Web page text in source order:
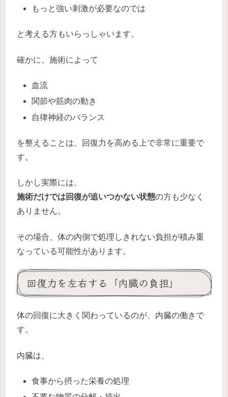
もっと強い刺激が必要なのでは
と考える方もいらっしゃいます。
確かに、施術によって
血流
関節や筋肉の動き
自律神経のバランス
を整えることは、回復力を高める上で非常に重要で
す。
しかし実際には、
施術だけでは回復が追いつかない状態の方も少なく
ありません。
その場合、体の内側で処理しきれない負担が積み重
なっている可能性があります。
回復力を左右する「内臓の負担」
体の回復に大きく関わっているのが、内臓の働きで
す。
内臓は、
食事から摂った栄養の処理